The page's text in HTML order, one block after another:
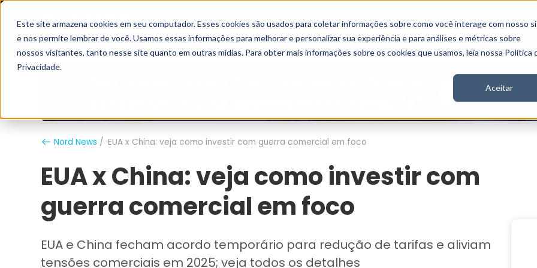
Este site armazena cookies em seu computador. Esses cookies são usados para coletar informações sobre como você interage com nosso
e nos permite lembrar de você. Usamos essas informações para melhorar e personalizar sua experiência e para análises e métricas sobre
nossos visitantes, tanto nesse site quanto em outras mídias. Para obter mais informações sobre os cookies que usamos, leia nossa Política
Privacidade.
Aceitar
Grupo Nord Analistas Vídeos Stories Inscreva-se
Nord News EUA x China: veja como investir com guerra comercial em foco
EUA x China: veja como investir com
guerra comercial em foco
EUA e China fecham acordo temporário para redução de tarifas e aliviam
tensões comerciais em 2025; veja todos os detalhes